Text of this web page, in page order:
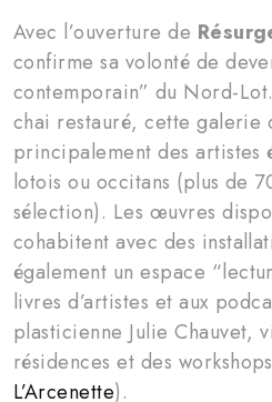
Avec l’ouverture de
confirme sa volonté de
contemporain” du Nord-
chai restauré, cette galerie
principalement des artistes
lotois ou occitans (plus de
sélection). Les œuvres
cohabitent avec des
également un espace
livres d’artistes et aux
plasticienne Julie Chauvet,
résidences et des
L’Arcenette).